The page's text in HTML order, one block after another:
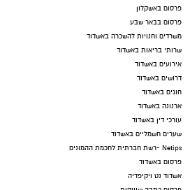
פרסום באשקלון
פרסום בבאר שבע
משרדים וחנויות להשכרה באשדוד
שרותי בריאות באשדוד
אירועים באשדוד
דרושים באשדוד
חוגים באשדוד
ארנונה באשדוד
עורכי דין באשדוד
שערים חשמליים באשדוד
Netips -רשת חברתית לחכמת ההמונים
פרסום באשדוד
אשדוד נט ויקיפדיה